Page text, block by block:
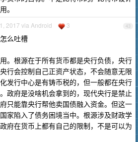
。
43
2017 via Android 3
么吐槽
。根源在于所有货币都是央行负债，央行
行会控制自己正资产状态，不会随意无限
发行中心是有铸币税的，但一般都在央行
政府是没啥机会拿到的，现代央行是禁止
只能靠央行帮他卖国债融入资金。但这一
家陷入了债务困境当中。根源涉及财政学
府在货币上都有自己的限制，不是可以为